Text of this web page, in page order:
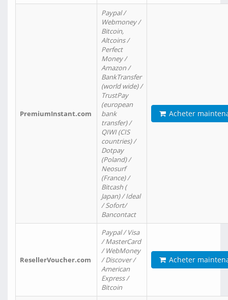
PremiumInstant.com
Paypal /
Webmoney /
Bitcoin,
Altcoins /
Perfect
Money /
Amazon /
BankTransfer
(world wide) /
TrustPay
(european
bank
transfer) /
QIWI (CIS
countries) /
Dotpay
(Poland) /
Neosurf
(France) /
Bitcash (
Japan) / Ideal
/ Sofort/
Bancontact
Acheter
ResellerVoucher.com
Paypal / Visa
/ MasterCard
/ WebMoney
/ Discover /
American
Express /
Bitcoin
Acheter